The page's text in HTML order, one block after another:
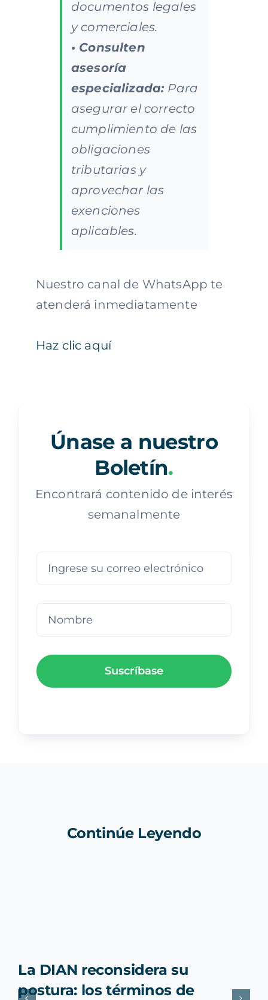
documentos legales
y comerciales.
• Consulten
asesoría
especializada: Para
asegurar el correcto
cumplimiento de las
obligaciones
tributarias y
aprovechar las
exenciones
aplicables.
Nuestro canal de WhatsApp te
atenderá inmediatamente
Haz clic aquí
Únase a nuestro
Boletín.
Encontrará contenido de interés
semanalmente
Suscríbase
Continúe Leyendo
La DIAN reconsidera su
postura: los términos de